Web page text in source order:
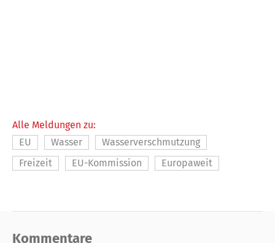
Alle Meldungen zu:
EU
Wasser
Wasserverschmutzung
Freizeit
EU-Kommission Europaweit
Kommentare